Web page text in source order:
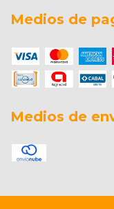
Medios de
Medios de